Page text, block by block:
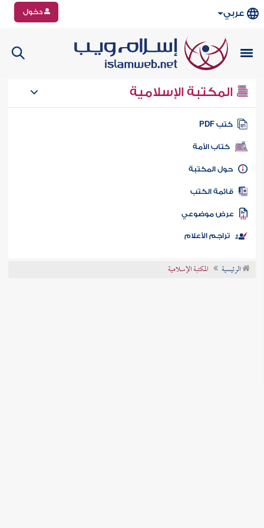
عربي دخول
المكتبة الإسلامية
كتب PDF
كتاب الأمة
المكتبة
الكتب
موضوعي
تراجم الأعلام
الرئيسية المكتبة الإسلامية